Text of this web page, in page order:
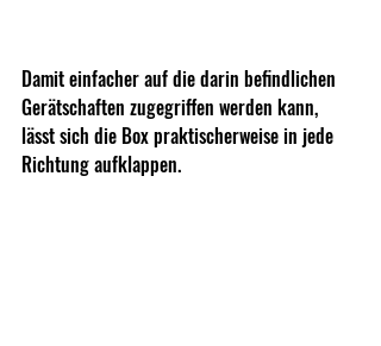
Damit einfacher auf die darin befindlichen
Gerätschaften zugegriffen werden kann,
lässt sich die Box praktischerweise in jede
Richtung aufklappen.